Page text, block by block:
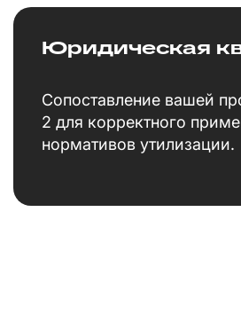
Юридическая
Сопоставление вашей
2 для корректного
нормативов утилизации.